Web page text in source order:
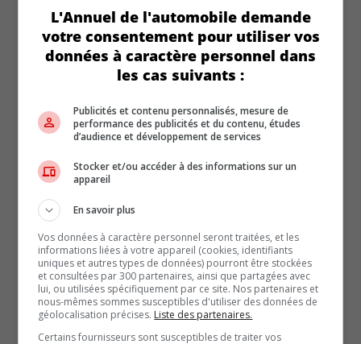
sur RDS en plus de mettre en ligne
le site Web officiel de L’Annuel de
l’automobile sur annuelauto.ca.
Articles similaires
Nouvelle dotation haut de gamme
L'Annuel de l'automobile demande
votre consentement pour utiliser vos
données à caractère personnel dans
les cas suivants :
Publicités et contenu personnalisés, mesure de
performance des publicités et du contenu, études
d’audience et développement de services
Stocker et/ou accéder à des informations sur un
appareil
En savoir plus
Vos données à caractère personnel seront traitées, et les
informations liées à votre appareil (cookies, identifiants
uniques et autres types de données) pourront être stockées
et consultées par 300 partenaires, ainsi que partagées avec
lui, ou utilisées spécifiquement par ce site. Nos partenaires et
nous-mêmes sommes susceptibles d'utiliser des données de
géolocalisation précises. Liste des partenaires.
Certains fournisseurs sont susceptibles de traiter vos